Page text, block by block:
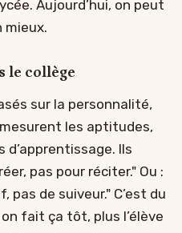
Aujourd’hui, on peut
mieux.
le collège
sur la personnalité,
mesurent les aptitudes,
Ils
pas pour réciter." Ou :
pas de suiveur." C’est du
fait ça tôt, plus l’élève